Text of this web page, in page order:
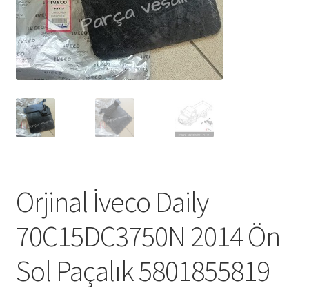
Orjinal İveco Daily
70C15DC3750N 2014 Ön
Sol Paçalık 5801855819